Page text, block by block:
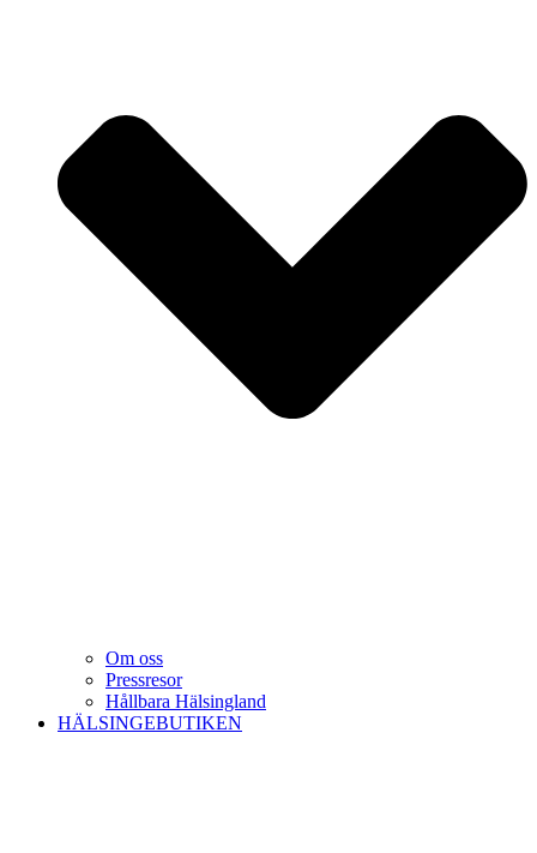
Om oss
Pressresor
Hållbara Hälsingland
HÄLSINGEBUTIKEN